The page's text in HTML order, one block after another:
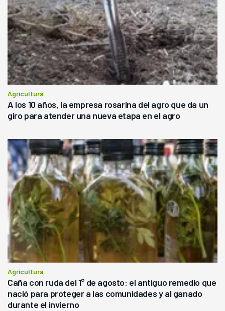
Agricultura
A los 10 años, la empresa rosarina del agro que da un
giro para atender una nueva etapa en el agro
Agricultura
Caña con ruda del 1° de agosto: el antiguo remedio que
nació para proteger a las comunidades y al ganado
durante el invierno